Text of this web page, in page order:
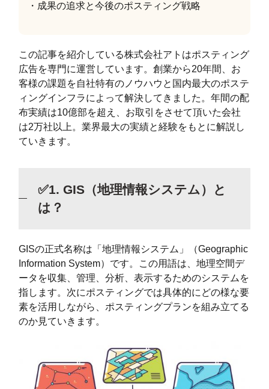
・成果の追求と今後のポスティング戦略
この記事を紹介している株式会社アトはポスティング
広告を専門に運営しています。創業から20年間、お
客様の課題を自社特有のノウハウと国内最大のポステ
ィングインフラによって解決してきました。年間の配
布実績は10億部を超え、お取引をさせて頂いた会社
は2万社以上。業界最大の実績と経験をもとに解説し
ていきます。
✅1. GIS（地理情報システム）と
は？
GISの正式名称は「地理情報システム」（Geographic
Information System）です。この用語は、地理空間デ
ータを収集、管理、分析、表示するためのシステムを
指します。次にポスティングでは具体的にどの様な要
素を活用しながら、ポスティングプランを組み立てる
のか見ていきます。